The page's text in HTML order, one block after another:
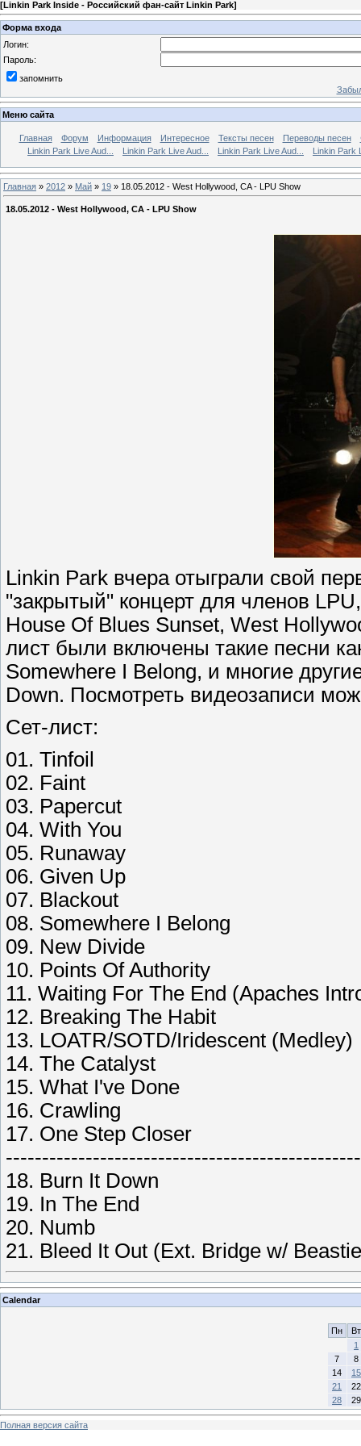
[Linkin Park Inside - Российский фан-сайт Linkin Park]
Форма входа
Логин:
Пароль:
запомнить
Меню сайта
Главная Форум Информация Интересное Тексты песен Переводы песен
Linkin Park Live Aud...
Linkin Park Live Aud... Linkin Park Live Aud... Linkin Park
Главная » 2012 » Май » 19 » 18.05.2012 - West Hollywood, CA - LPU Show
18.05.2012 - West Hollywood, CA - LPU Show
Linkin Park вчера отыграли свой
"закрытый" концерт для членов
House Of Blues Sunset, West
лист были включены такие песни
Somewhere I Belong, и многие
Down. Посмотреть видеозаписи
Сет-лист:
01. Tinfoil
02. Faint
03. Papercut
04. With You
05. Runaway
06. Given Up
07. Blackout
08. Somewhere I Belong
09. New Divide
10. Points Of Authority
11. Waiting For The End (Apaches
12. Breaking The Habit
13. LOATR/SOTD/Iridescent (Medley)
14. The Catalyst
15. What I've Done
16. Crawling
17. One Step Closer
18. Burn It Down
19. In The End
20. Numb
21. Bleed It Out (Ext. Bridge w/
Calendar
Пн
Вт
1
7
8
14
15
21
22
28
29
Полная версия сайта